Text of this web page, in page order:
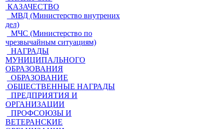
КАЗАЧЕСТВО
МВД (Министерство внутрених
дел)
МЧС (Министерство по
чрезвычайным ситуациям)
НАГРАДЫ
МУНИЦИПАЛЬНОГО
ОБРАЗОВАНИЯ
ОБРАЗОВАНИЕ
ОБЩЕСТВЕННЫЕ НАГРАДЫ
ПРЕДПРИЯТИЯ И
ОРГАНИЗАЦИИ
ПРОФСОЮЗЫ И
ВЕТЕРАНСКИЕ